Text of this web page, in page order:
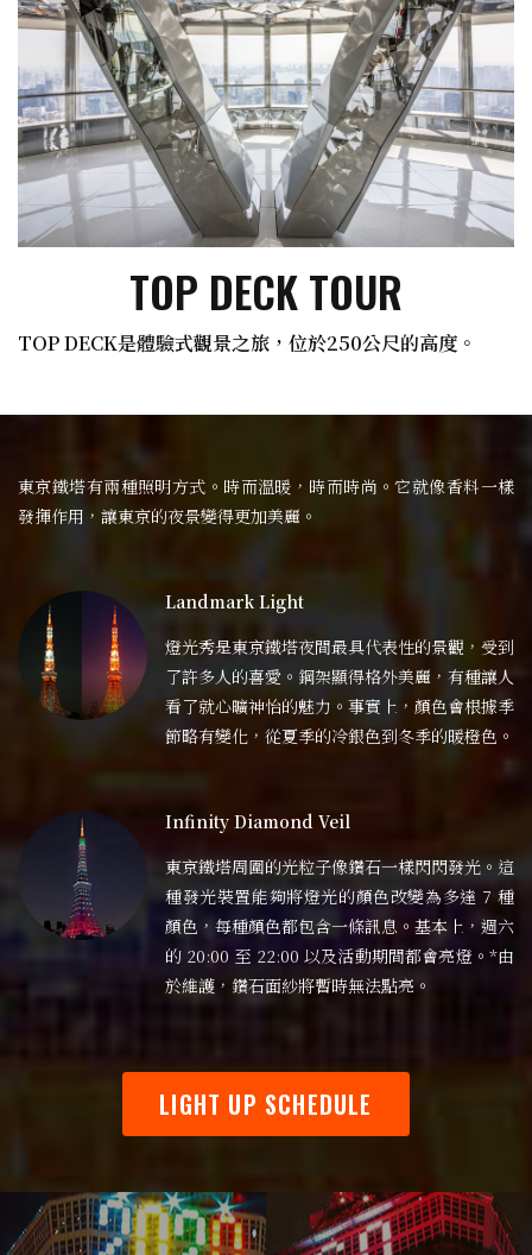
TOP DECK TOUR
TOP DECK是體驗式觀景之旅，位於250公尺的高度。
東京鐵塔有兩種照明方式。時而溫暖，時而時尚。它就像香料一樣
發揮作用，讓東京的夜景變得更加美麗。
Landmark Light
燈光秀是東京鐵塔夜間最具代表性的景觀，受到
了許多人的喜愛。鋼架顯得格外美麗，有種讓人
看了就心曠神怡的魅力。事實上，顏色會根據季
節略有變化，從夏季的冷銀色到冬季的暖橙色。
Infinity Diamond Veil
東京鐵塔周圍的光粒子像鑽石一樣閃閃發光。這
種發光裝置能夠將燈光的顏色改變為多達 7 種
顏色，每種顏色都包含一條訊息。基本上，週六
的 20:00 至 22:00 以及活動期間都會亮燈。*由
於維護，鑽石面紗將暫時無法點亮。
LIGHT UP SCHEDULE